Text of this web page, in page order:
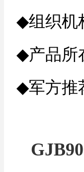
◆组织机
◆产品所
◆军方推